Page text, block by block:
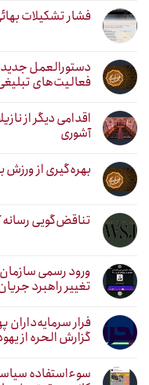
فشار تشکیلات
دستورالعمل
فعالیت‌های
اقدامی دیگر از
آشوری
بهره‌گیری از ورزش
تناقض‌گویی رسانه
ورود رسمی
تغییر راهبرد
فرار
گزارش الحره از
سوءاستفاده